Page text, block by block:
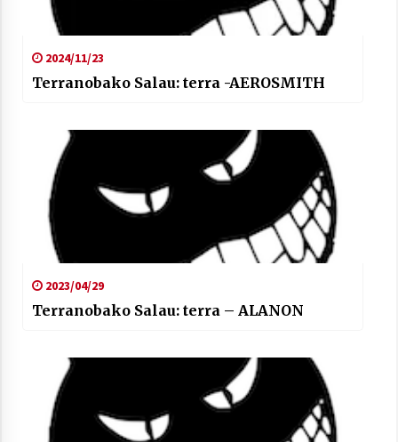
2024/11/23
Terranobako Salau: terra -AEROSMITH
2023/04/29
Terranobako Salau: terra – ALANON